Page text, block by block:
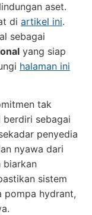
aset.
di artikel ini.
sebagai
yang siap
halaman ini
tak
sebagai
penyedia
nyawa dari
biarkan
sistem
pompa hydrant,